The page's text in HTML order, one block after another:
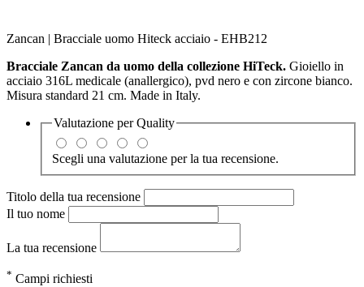
Zancan | Bracciale uomo Hiteck acciaio - EHB212
Bracciale Zancan da uomo della collezione HiTeck. Gioiello in
acciaio 316L medicale (anallergico), pvd nero e con zircone bianco.
Misura standard 21 cm. Made in Italy.
Valutazione perQuality
Scegli una valutazione per la tua recensione.
Titolo della tua recensione
Il tuo nome
La tua recensione
* Campi richiesti